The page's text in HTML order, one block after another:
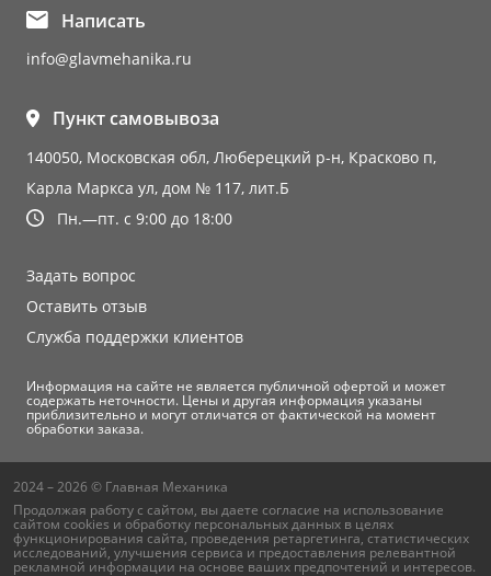
Написать
info@glavmehanika.ru
Пункт самовывоза
140050, Московская обл, Люберецкий р-н, Красково п,
Карла Маркса ул, дом № 117, лит.Б
Пн.—пт. с 9:00 до 18:00
Задать вопрос
Оставить отзыв
Служба поддержки клиентов
Информация на сайте не является публичной офертой и может
содержать неточности. Цены и другая информация указаны
приблизительно и могут отличатся от фактической на момент
обработки заказа.
2024 – 2026 © Главная Механика
Продолжая работу с сайтом, вы даете согласие на использование
сайтом cookies и обработку персональных данных в целях
функционирования сайта, проведения ретаргетинга, статистических
исследований, улучшения сервиса и предоставления релевантной
рекламной информации на основе ваших предпочтений и интересов.